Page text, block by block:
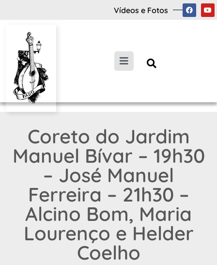
Vídeos e Fotos
Coreto do Jardim
Manuel Bívar – 19h30
– José Manuel
Ferreira – 21h30 –
Alcino Bom, Maria
Lourenço e Helder
Coelho